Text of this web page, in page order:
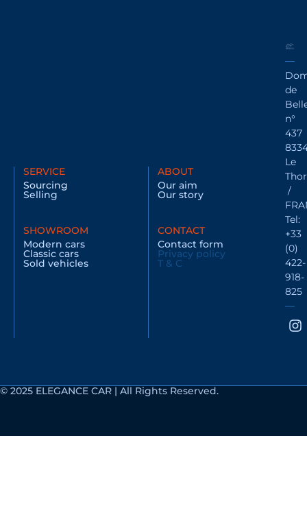
de
n°
437
Le
/
Tel:
+33
(0)
422-
918-
825
SERVICE
Sourcing
Selling
SHOWROOM
Modern cars
Classic cars
Sold vehicles
ABOUT
Our aim
Our story
CONTACT
Contact form
Privacy policy
T & C
© 2025 ELEGANCE CAR | All Rights Reserved.